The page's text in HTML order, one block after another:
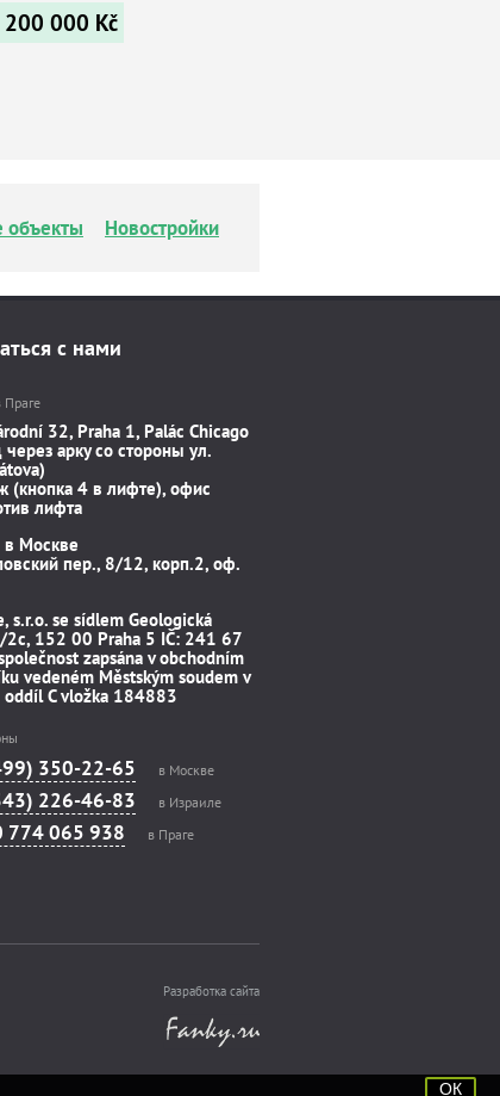
200 000 Kč
объекты Новостройки
с нами
32, Praha 1, Palác Chicago
через арку со стороны ул.
(кнопка 4 в лифте), офис
лифта
Москве
пер., 8/12, корп.2, оф.
s.r.o. se sídlem Geologická
152 00 Praha 5 IČ: 241 67
zapsána v obchodním
vedeném Městským soudem v
oddíl C vložka 184883
350-22-65 в Москве
226-46-83 в Израиле
774 065 938 в Праге
Разработка сайта
ОК